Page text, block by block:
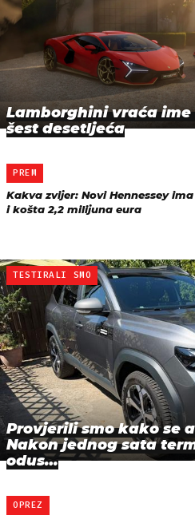
Lamborghini vraća
šest desetljeća
PREM
Kakva zvijer: Novi Hennessey
i košta 2,2 milijuna eura
TESTIRALI SMO
Provjerili smo kako se
Nakon jednog sata
odus…
OPREZ